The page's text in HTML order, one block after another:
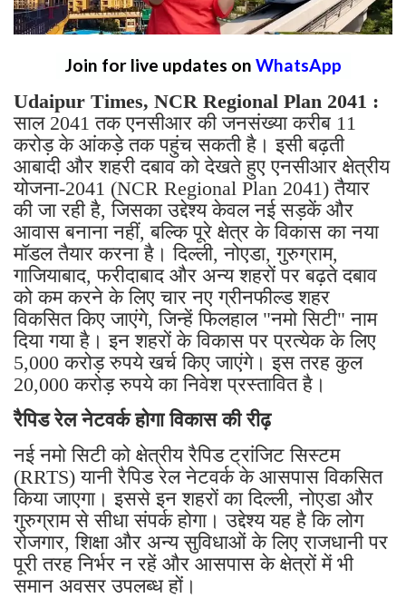
Join for live updates on WhatsApp
Udaipur Times, NCR Regional Plan 2041 :
साल 2041 तक एनसीआर की जनसंख्या करीब 11
करोड़ के आंकड़े तक पहुंच सकती है। इसी बढ़ती
आबादी और शहरी दबाव को देखते हुए एनसीआर क्षेत्रीय
योजना-2041 (NCR Regional Plan 2041) तैयार
की जा रही है, जिसका उद्देश्य केवल नई सड़कें और
आवास बनाना नहीं, बल्कि पूरे क्षेत्र के विकास का नया
मॉडल तैयार करना है। दिल्ली, नोएडा, गुरुग्राम,
गाजियाबाद, फरीदाबाद और अन्य शहरों पर बढ़ते दबाव
को कम करने के लिए चार नए ग्रीनफील्ड शहर
विकसित किए जाएंगे, जिन्हें फिलहाल "नमो सिटी" नाम
दिया गया है। इन शहरों के विकास पर प्रत्येक के लिए
5,000 करोड़ रुपये खर्च किए जाएंगे। इस तरह कुल
20,000 करोड़ रुपये का निवेश प्रस्तावित है।
रैपिड रेल नेटवर्क होगा विकास की रीढ़
नई नमो सिटी को क्षेत्रीय रैपिड ट्रांजिट सिस्टम
(RRTS) यानी रैपिड रेल नेटवर्क के आसपास विकसित
किया जाएगा। इससे इन शहरों का दिल्ली, नोएडा और
गुरुग्राम से सीधा संपर्क होगा। उद्देश्य यह है कि लोग
रोजगार, शिक्षा और अन्य सुविधाओं के लिए राजधानी पर
पूरी तरह निर्भर न रहें और आसपास के क्षेत्रों में भी
समान अवसर उपलब्ध हों।